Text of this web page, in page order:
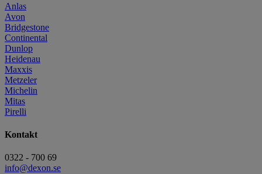
Anlas
Avon
Bridgestone
Continental
Dunlop
Heidenau
Maxxis
Metzeler
Michelin
Mitas
Pirelli
Kontakt
0322 - 700 69
info@dexon.se